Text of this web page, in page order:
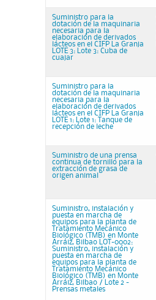
Suministro para la
dotación de la maquinaria
necesaria para la
elaboración de derivados
lácteos en el CIFP La Granja
LOTE 3: Lote 3: Cuba de
cuajar
Suministro para la
dotación de la maquinaria
necesaria para la
elaboración de derivados
lácteos en el CIFP La Granja
LOTE 1: Lote 1: Tanque de
recepción de leche
Suministro de una prensa
continua de tornillo para la
extracción de grasa de
origen animal
Suministro, instalación y
puesta en marcha de
equipos para la planta de
Tratamiento Mecánico
Biológico (TMB) en Monte
Arráiz, Bilbao LOT-0002:
Suministro, instalación y
puesta en marcha de
equipos para la planta de
Tratamiento Mecánico
Biológico (TMB) en Monte
Arráiz, Bilbao / Lote 2 -
Prensas metales